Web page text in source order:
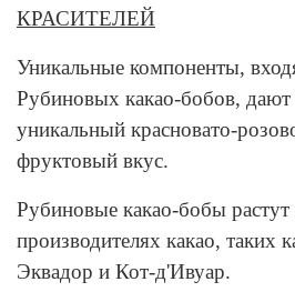
КРАСИТЕЛЕЙ
Уникальные компоненты,
Рубиновых какао-бобов,
уникальный красновато-
фруктовый вкус.
Рубиновые какао-бобы растут
производителях какао, таких
Эквадор и Кот-д'Ивуар.